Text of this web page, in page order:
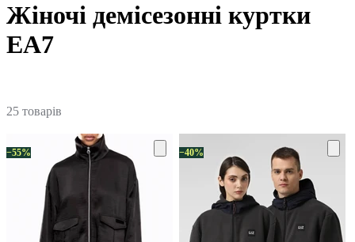
Жіночі демісезонні куртки
EA7
25 товарів
−55% −40%